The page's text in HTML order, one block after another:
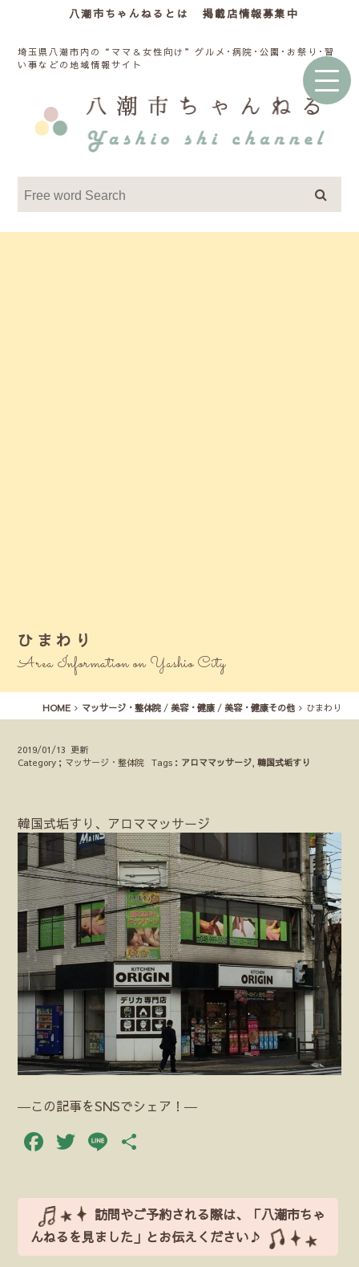
八潮市ちゃんねるとは 掲載店情報募集中
埼玉県八潮市内の“ママ＆女性向け”グルメ･病院･公園･お祭り･習
い事などの地域情報サイト
ひまわり
Area Information on Yashio City
HOME マッサージ・整体院/ 美容・健康/ 美容・健康その他 ひまわり
2019/01/13 更新
Category；マッサージ・整体院Tags： アロママッサージ ,韓国式垢すり
韓国式垢すり、アロママッサージ
―この記事をSNSでシェア！―
Facebook
Twitter
Line
訪問やご予約される際は、「八潮市ちゃ
んねるを見ました」とお伝えください♪